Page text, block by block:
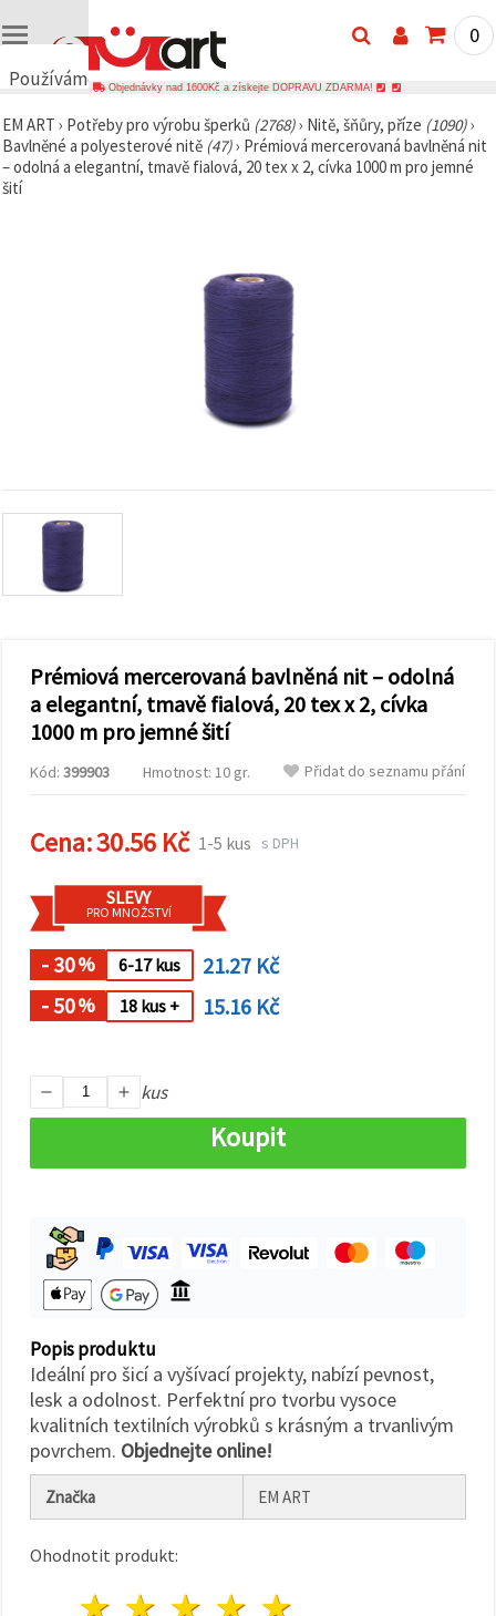
Používáme
🍪
Používáme
cookies a
podobné
relevantnější
reklamu, a
pomocí
našich
partnerů
Můžete
použitím
všech
cookies
kliknutím
"Přijmout
můžete
uvést své
Nastavení
výběrem
daného
cookies a
kliknutím
na tlačítko
"Uložit"
vše
0
Objednávky nad 1600Kč a získejte DOPRAVU ZDARMA!
EM ART › Potřeby pro výrobu šperků (2768)› Nitě, šňůry, příze (1090)›
Bavlněné a polyesterové nitě (47)› Prémiová mercerovaná bavlněná nit
– odolná a elegantní, tmavě fialová, 20 tex x 2, cívka 1000 m pro jemné
šití
Prémiová mercerovaná bavlněná nit – odolná
a elegantní, tmavě fialová, 20 tex x 2, cívka
1000 m pro jemné šití
Kód: 399903 Hmotnost: 10 gr. Přidat do seznamu přání
Cena:30.56 Kč 1-5 kus s DPH
SLEVY
PRO MNOŽSTVÍ
- 30% 6-17 kus
21.27 Kč
- 50% 18 kus + 15.16 Kč
kus
Koupit
Popis produktu
Ideální pro šicí a vyšívací projekty, nabízí pevnost,
lesk a odolnost. Perfektní pro tvorbu vysoce
kvalitních textilních výrobků s krásným a trvanlivým
povrchem. Objednejte online!
Značka EM ART
Ohodnotit produkt:
4 hvězdy
3 hvězdy
2 hvězdy
1 hvězda